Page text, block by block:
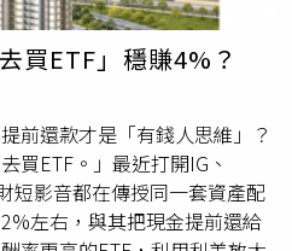
節目越熱鬧，「我們三個就像
樂帶回來，絕對不會讓大家失
期待的不是加入所謂的「週末戰
重新熱鬧起來。她說，已經很
接力登場，「很像回到小時
在電視前，等著看大型綜
願意打開電視、享受一家人一
開心的事。不過Lulu也點出，
買ETF」穩賺4%？
前還款才是「有錢人思維」？
買ETF。」最近打開IG、
短影音都在傳授同一套資產配
左右，與其把現金提前還給